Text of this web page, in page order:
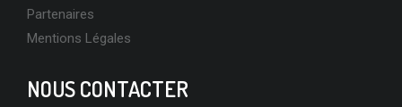
Partenaires
Mentions Légales
NOUS CONTACTER